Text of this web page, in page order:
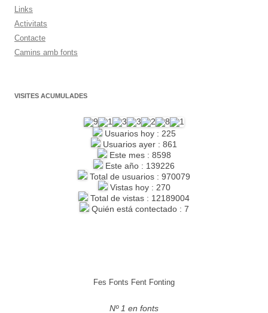
Links
Activitats
Contacte
Camins amb fonts
VISITES ACUMULADES
Usuarios hoy : 225
Usuarios ayer : 861
Este mes : 8598
Este año : 139226
Total de usuarios : 970079
Vistas hoy : 270
Total de vistas : 12189004
Quién está contectado : 7
Fes Fonts Fent Fonting
Nº 1 en fonts